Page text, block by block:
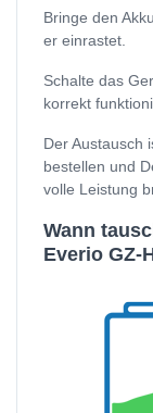
Bringe den
er einrastet.
Schalte das
korrekt
Der Austausch
bestellen und
volle Leistung
Wann
Everio GZ-